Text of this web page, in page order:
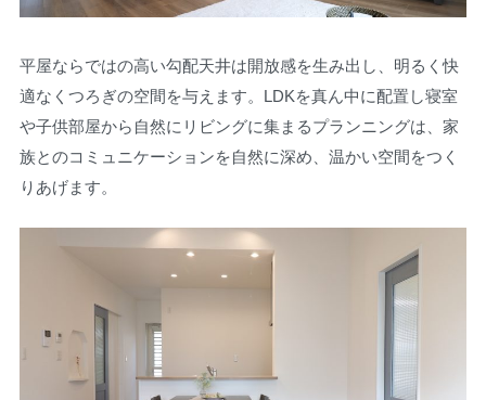
平屋ならではの高い勾配天井は開放感を生み出し、明るく快
適なくつろぎの空間を与えます。LDKを真ん中に配置し寝室
や子供部屋から自然にリビングに集まるプランニングは、家
族とのコミュニケーションを自然に深め、温かい空間をつく
りあげます。